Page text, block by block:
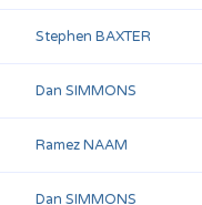
Stephen BAXTER
Dan SIMMONS
Ramez NAAM
Dan SIMMONS